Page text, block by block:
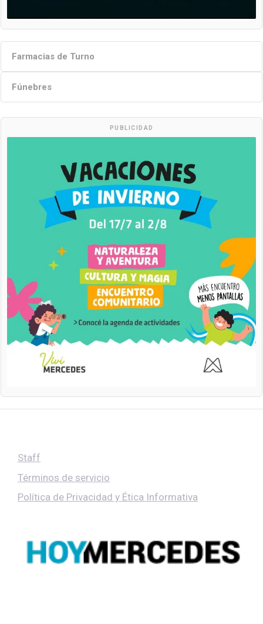
Farmacias de Turno
Fúnebres
PUBLICIDAD
Staff
Términos de servicio
Política de Privacidad y Ética Informativa